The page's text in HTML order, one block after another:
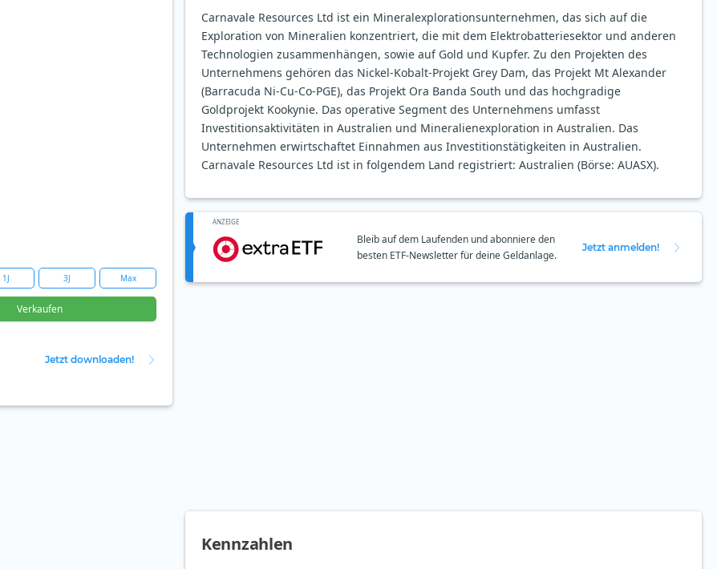
1J 3J Max
Verkaufen
Jetzt downloaden!
Carnavale Resources Ltd ist ein Mineralexplorationsunternehmen, das sich auf die
Exploration von Mineralien konzentriert, die mit dem Elektrobatteriesektor und anderen
Technologien zusammenhängen, sowie auf Gold und Kupfer. Zu den Projekten des
Unternehmens gehören das Nickel-Kobalt-Projekt Grey Dam, das Projekt Mt Alexander
(Barracuda Ni-Cu-Co-PGE), das Projekt Ora Banda South und das hochgradige
Goldprojekt Kookynie. Das operative Segment des Unternehmens umfasst
Investitionsaktivitäten in Australien und Mineralienexploration in Australien. Das
Unternehmen erwirtschaftet Einnahmen aus Investitionstätigkeiten in Australien.
Carnavale Resources Ltd ist in folgendem Land registriert: Australien (Börse: AUASX).
ANZEIGE
Bleib auf dem Laufenden und abonniere den
besten ETF-Newsletter für deine Geldanlage.
Jetzt anmelden!
Kennzahlen